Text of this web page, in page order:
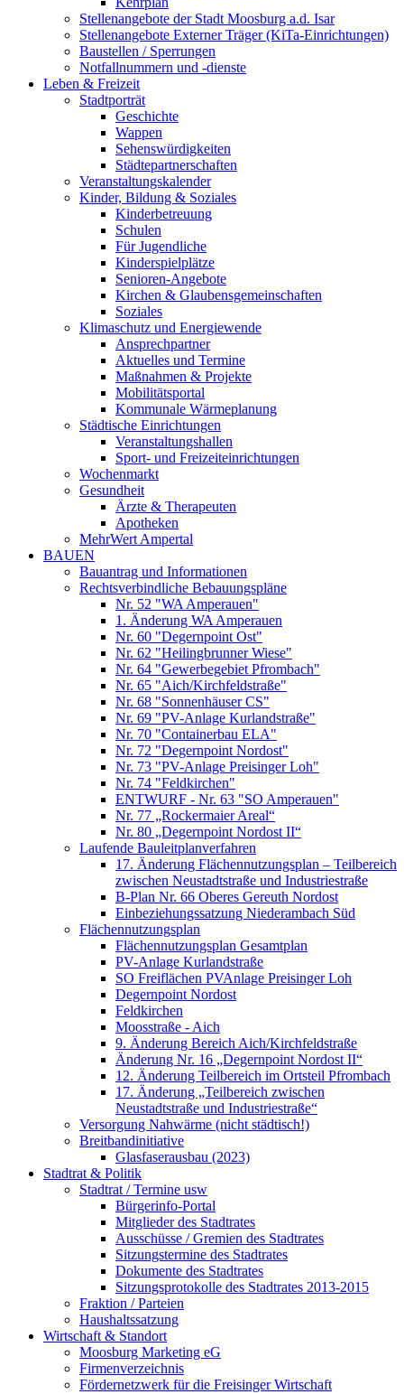
Stellenangebote der Stadt Moosburg a.d. Isar
Stellenangebote Externer Träger (KiTa-Einrichtungen)
Baustellen / Sperrungen
Notfallnummern und -dienste
Leben & Freizeit
Stadtporträt
Geschichte
Wappen
Sehenswürdigkeiten
Städtepartnerschaften
Veranstaltungskalender
Kinder, Bildung & Soziales
Kinderbetreuung
Schulen
Für Jugendliche
Kinderspielplätze
Senioren-Angebote
Kirchen & Glaubensgemeinschaften
Soziales
Klimaschutz und Energiewende
Ansprechpartner
Aktuelles und Termine
Maßnahmen & Projekte
Mobilitätsportal
Kommunale Wärmeplanung
Städtische Einrichtungen
Veranstaltungshallen
Sport- und Freizeiteinrichtungen
Wochenmarkt
Gesundheit
Ärzte & Therapeuten
Apotheken
MehrWert Ampertal
BAUEN
Bauantrag und Informationen
Rechtsverbindliche Bebauungspläne
Nr. 52 "WA Amperauen"
1. Änderung WA Amperauen
Nr. 60 "Degernpoint Ost"
Nr. 62 "Heilingbrunner Wiese"
Nr. 64 "Gewerbegebiet Pfrombach"
Nr. 65 "Aich/Kirchfeldstraße"
Nr. 68 "Sonnenhäuser CS"
Nr. 69 "PV-Anlage Kurlandstraße"
Nr. 70 "Containerbau ELA"
Nr. 72 "Degernpoint Nordost"
Nr. 73 "PV-Anlage Preisinger Loh"
Nr. 74 "Feldkirchen"
ENTWURF - Nr. 63 "SO Amperauen"
Nr. 77 „Rockermaier Areal“
Nr. 80 „Degernpoint Nordost II“
Laufende Bauleitplanverfahren
17. Änderung Flächennutzungsplan – Teilbereich
zwischen Neustadtstraße und Industriestraße
B-Plan Nr. 66 Oberes Gereuth Nordost
Einbeziehungssatzung Niederambach Süd
Flächennutzungsplan
Flächennutzungsplan Gesamtplan
PV-Anlage Kurlandstraße
SO Freiflächen PV­Anlage Preisinger Loh
Degernpoint Nordost
Feldkirchen
Moosstraße - Aich
9. Änderung Bereich Aich/Kirchfeldstraße
Änderung Nr. 16 „Degernpoint Nordost II“
12. Änderung Teilbereich im Ortsteil Pfrombach
17. Änderung „Teilbereich zwischen
Neustadtstraße und Industriestraße“
Versorgung Nahwärme (nicht städtisch!)
Breitbandinitiative
Glasfaserausbau (2023)
Stadtrat & Politik
Stadtrat / Termine usw
Bürgerinfo-Portal
Mitglieder des Stadtrates
Ausschüsse / Gremien des Stadtrates
Sitzungstermine des Stadtrates
Dokumente des Stadtrates
Sitzungsprotokolle des Stadtrates 2013-2015
Fraktion / Parteien
Haushaltssatzung
Wirtschaft & Standort
Moosburg Marketing eG
Firmenverzeichnis
Fördernetzwerk für die Freisinger Wirtschaft